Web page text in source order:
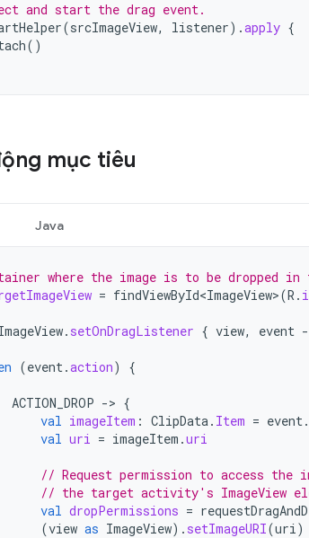
and start the drag event.
(srcImageView, listener).apply {
()
mục tiêu
Java
where the image is to be dropped in
= findViewById<ImageView>(R .
. setOnDragListener { view, event
(event.action) {
ACTION_DROP -> {
val imageItem : ClipData. Item = event.
val uri = imageItem .uri
// Request permission to access the
// the target activity's ImageView
val dropPermissions =
(view as ImageView). setImageURI(uri)